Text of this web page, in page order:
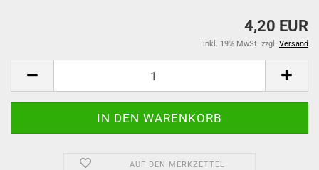
4,20 EUR
inkl. 19% MwSt. zzgl. Versand
AUF DEN MERKZETTEL